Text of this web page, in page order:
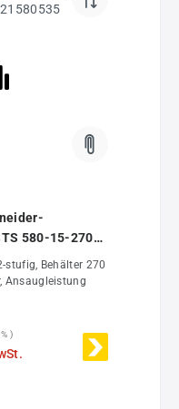
580-15-270
stufig, Behälter 270
Ansaugleistung
)